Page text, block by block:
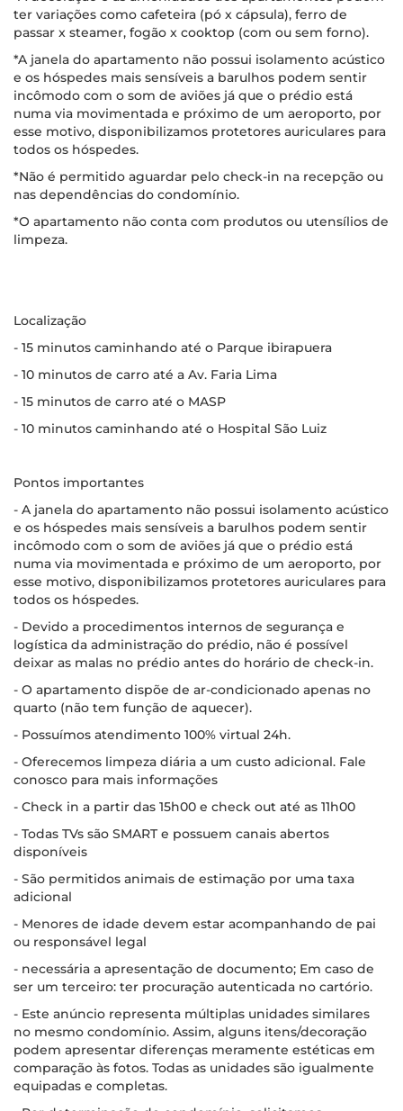
ter variações como cafeteira (pó x cápsula), ferro de
passar x steamer, fogão x cooktop (com ou sem forno).
*A janela do apartamento não possui isolamento acústico
e os hóspedes mais sensíveis a barulhos podem sentir
incômodo com o som de aviões já que o prédio está
numa via movimentada e próximo de um aeroporto, por
esse motivo, disponibilizamos protetores auriculares para
todos os hóspedes.
*Não é permitido aguardar pelo check-in na recepção ou
nas dependências do condomínio.
*O apartamento não conta com produtos ou utensílios de
limpeza.
Localização
- 15 minutos caminhando até o Parque ibirapuera
- 10 minutos de carro até a Av. Faria Lima
- 15 minutos de carro até o MASP
- 10 minutos caminhando até o Hospital São Luiz
Pontos importantes
- A janela do apartamento não possui isolamento acústico
e os hóspedes mais sensíveis a barulhos podem sentir
incômodo com o som de aviões já que o prédio está
numa via movimentada e próximo de um aeroporto, por
esse motivo, disponibilizamos protetores auriculares para
todos os hóspedes.
- Devido a procedimentos internos de segurança e
logística da administração do prédio, não é possível
deixar as malas no prédio antes do horário de check-in.
- O apartamento dispõe de ar-condicionado apenas no
quarto (não tem função de aquecer).
- Possuímos atendimento 100% virtual 24h.
- Oferecemos limpeza diária a um custo adicional. Fale
conosco para mais informações
- Check in a partir das 15h00 e check out até as 11h00
- Todas TVs são SMART e possuem canais abertos
disponíveis
- São permitidos animais de estimação por uma taxa
adicional
- Menores de idade devem estar acompanhando de pai
ou responsável legal
- necessária a apresentação de documento; Em caso de
ser um terceiro: ter procuração autenticada no cartório.
- Este anúncio representa múltiplas unidades similares
no mesmo condomínio. Assim, alguns itens/decoração
podem apresentar diferenças meramente estéticas em
comparação às fotos. Todas as unidades são igualmente
equipadas e completas.